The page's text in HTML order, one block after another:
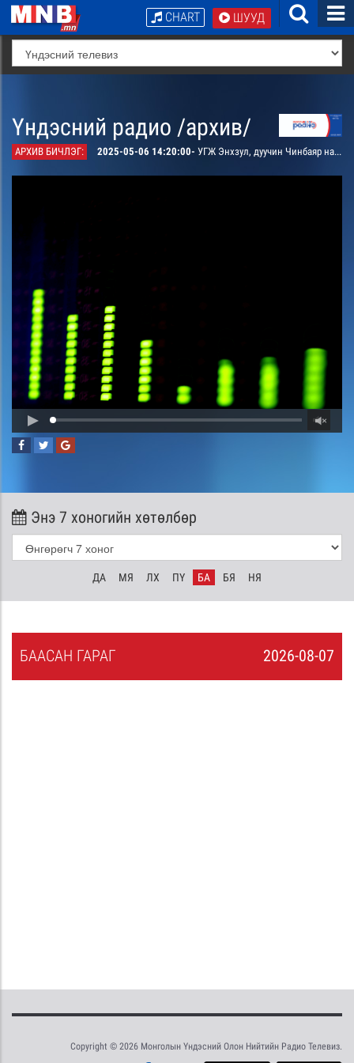
ШУУД
CHART
Үндэсний радио /архив/
АРХИВ БИЧЛЭГ: 2025-05-06 14:20:00- УГЖ Энхзул, дуучин Чинбаяр нарын дуунаас
Энэ 7 хоногийн хөтөлбөр
ДА МЯ ЛХ ПҮ БА БЯ НЯ
2026-08-07
БААСАН ГАРАГ
Copyright © 2026 Монголын Үндэсний Олон Нийтийн Радио Телевиз.